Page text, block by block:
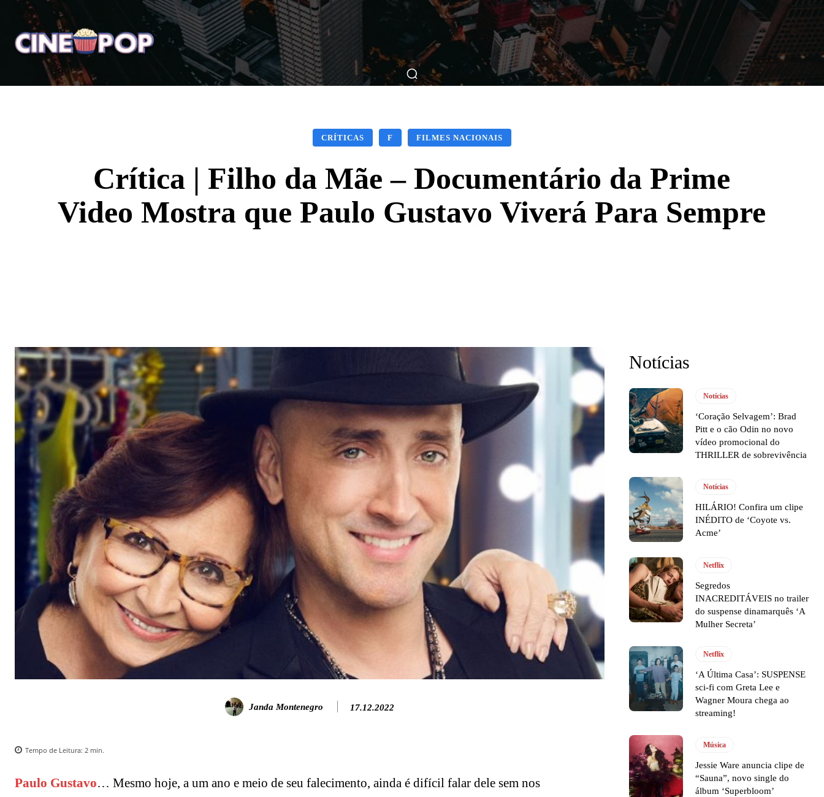
Home Notícias Críticas Breve Nos Cinemas Matérias Nos Cinemas Filmes Séries Música Gênero
CRÍTICAS F FILMES NACIONAIS
Crítica | Filho da Mãe – Documentário da Prime
Video Mostra que Paulo Gustavo Viverá Para Sempre
Janda Montenegro 17.12.2022
Tempo de Leitura: 2 min.
Paulo Gustavo… Mesmo hoje, a um ano e meio de seu falecimento, ainda é difícil falar dele sem nos
Notícias
Notícias
‘Coração Selvagem’: Brad
Pitt e o cão Odin no novo
vídeo promocional do
THRILLER de sobrevivência
Notícias
HILÁRIO! Confira um clipe
INÉDITO de ‘Coyote vs.
Acme’
Netflix
Segredos
INACREDITÁVEIS no trailer
do suspense dinamarquês ‘A
Mulher Secreta’
Netflix
‘A Última Casa’: SUSPENSE
sci-fi com Greta Lee e
Wagner Moura chega ao
streaming!
Música
Jessie Ware anuncia clipe de
“Sauna”, novo single do
álbum ‘Superbloom’